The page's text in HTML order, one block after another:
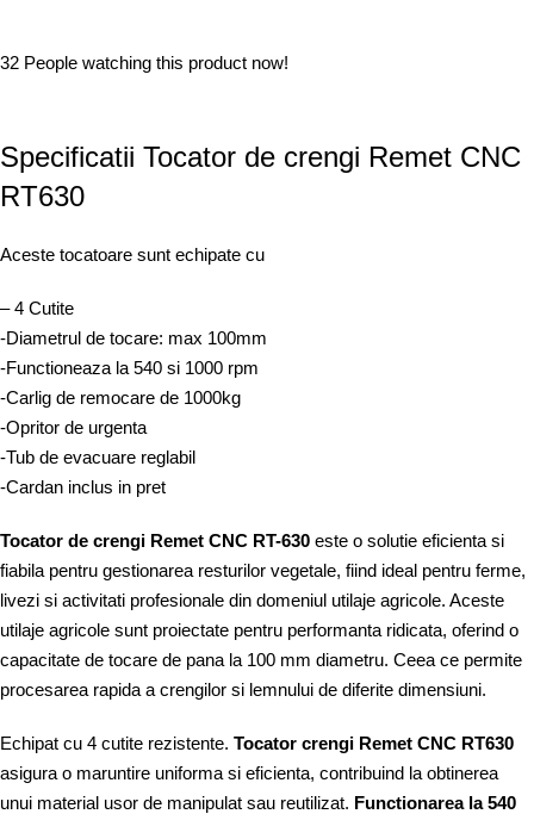
32 People watching this product now!
Specificatii Tocator de crengi Remet CNC
RT630
Aceste tocatoare sunt echipate cu
– 4 Cutite
-Diametrul de tocare: max 100mm
-Functioneaza la 540 si 1000 rpm
-Carlig de remocare de 1000kg
-Opritor de urgenta
-Tub de evacuare reglabil
-Cardan inclus in pret
Tocator de crengi Remet CNC RT-630 este o solutie eficienta si
fiabila pentru gestionarea resturilor vegetale, fiind ideal pentru ferme,
livezi si activitati profesionale din domeniul utilaje agricole. Aceste
utilaje agricole sunt proiectate pentru performanta ridicata, oferind o
capacitate de tocare de pana la 100 mm diametru. Ceea ce permite
procesarea rapida a crengilor si lemnului de diferite dimensiuni.
Echipat cu 4 cutite rezistente. Tocator crengi Remet CNC RT630
asigura o maruntire uniforma si eficienta, contribuind la obtinerea
unui material usor de manipulat sau reutilizat. Functionarea la 540